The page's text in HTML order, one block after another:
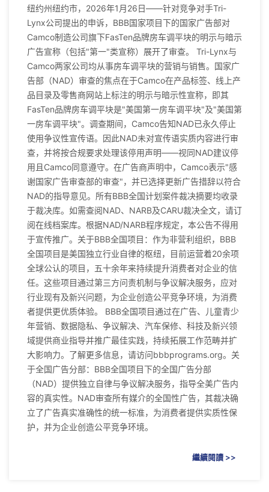
纽约州纽约市，2026年1月26日——针对竞争对手Tri-
Lynx公司提出的申诉，BBB国家项目下的国家广告部对
Camco制造公司旗下FasTen品牌房车调平块的明示与暗示
广告宣称（包括"第一"类宣称）展开了审查。 Tri-Lynx与
Camco两家公司均从事房车调平块的营销与销售。国家广
告部（NAD）审查的焦点在于Camco在产品标签、线上产
品目录及零售商网站上标注的明示与暗示性宣称，即其
FasTen品牌房车调平块是"美国第一房车调平块"及"美国第
一房车调平块"。调查期间，Camco告知NAD已永久停止
使用争议性宣传语。因此NAD未对宣传语实质内容进行审
查，并将按合规要求处理该停用声明——视同NAD建议停
用且Camco同意遵守。在广告商声明中，Camco表示"感
谢国家广告审查部的审查"，并已选择更新广告措辞以符合
NAD的指导意见。所有BBB全国计划案件裁决摘要均收录
于裁决库。如需查阅NAD、NARB及CARU裁决全文，请订
阅在线档案库。根据NAD/NARB程序规定，本公告不得用
于宣传推广。关于BBB全国项目：作为非营利组织，BBB
全国项目是美国独立行业自律的枢纽，目前运营着20余项
全球公认的项目，五十余年来持续提升消费者对企业的信
任。这些项目通过第三方问责机制与争议解决服务，应对
行业现有及新兴问题，为企业创造公平竞争环境，为消费
者提供更优质体验。 BBB全国项目通过在广告、儿童青少
年营销、数据隐私、争议解决、汽车保修、科技及新兴领
域提供商业指导并推广最佳实践，持续拓展工作范畴并扩
大影响力。了解更多信息，请访问bbbprograms.org。关
于全国广告分部：BBB全国项目下的全国广告分部
（NAD）提供独立自律与争议解决服务，指导全美广告内
容的真实性。NAD审查所有媒介的全国性广告，其裁决确
立了广告真实准确性的统一标准，为消费者提供实质性保
护，并为企业创造公平竞争环境。
繼續閱讀 >>